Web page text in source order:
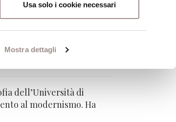
Mostra dettagli
Usa solo i cookie necessari
dell’Università di
al modernismo. Ha